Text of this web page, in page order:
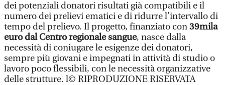
dei potenziali donatori risultati già compatibili e il
numero dei prelievi ematici e di ridurre l’intervallo di
tempo del prelievo. Il progetto, finanziato con39mila
euro dal Centro regionale sangue, nasce dalla
necessità di coniugare le esigenze dei donatori,
sempre più giovani e impegnati in attività di studio o
lavoro poco flessibili, con le necessità organizzative
delle strutture. l© RIPRODUZIONE RISERVATA